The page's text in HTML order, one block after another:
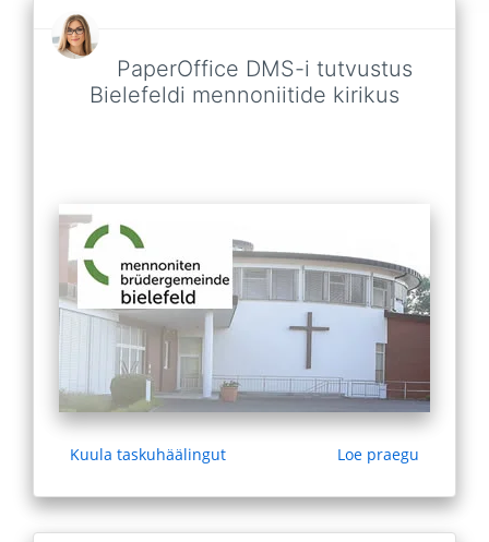
PaperOffice DMS-i tutvustus
Bielefeldi mennoniitide kirikus
Kuula taskuhäälingut Loe praegu